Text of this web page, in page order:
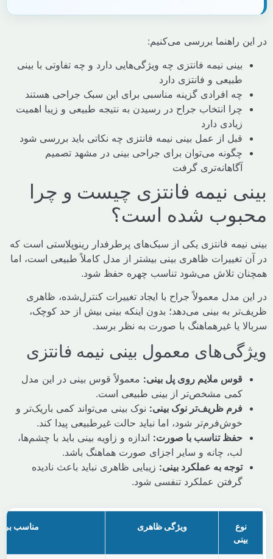
راهنما بررسی می‌کنیم:
بینی نیمه فانتزی چه ویژگی‌هایی دارد و چه تفاوتی با بینی
طبیعی و فانتزی دارد
چه افرادی گزینه مناسبی برای این سبک جراحی هستند
چرا انتخاب جراح در رسیدن به نتیجه طبیعی و زیبا اهمیت
زیادی دارد
قبل از عمل بینی نیمه فانتزی چه نکاتی باید بررسی شود
چگونه می‌توان برای جراحی بینی در مشهد تصمیم
آگاهانه‌تری گرفت
نیمه فانتزی چیست و چرا
شده است؟
فانتزی یکی از سبک‌های پرطرفدار رینوپلاستی است که
تغییرات ظاهری بینی بیشتر از مدل کاملاً طبیعی است، اما
تلاش می‌شود تناسب چهره حفظ شود.
مدل معمولاً جراح با ایجاد تغییرات کنترل‌شده، ظاهری
به بینی می‌دهد؛ بدون اینکه بینی بیش از حد کوچک،
یا غیرهماهنگ با صورت به نظر برسد.
معمول بینی نیمه فانتزی
قوس ملایم روی پل بینی:معمولاً قوس بینی در این مدل
کمی مشخص‌تر از بینی طبیعی است.
فرم ظریف‌تر نوک بینی:نوک بینی می‌تواند کمی باریک‌تر و
خوش‌فرم‌تر شود، اما نباید حالت غیرطبیعی پیدا کند.
حفظ تناسب با صورت:اندازه و زاویه بینی باید با چشم‌ها،
لب، چانه و سایر اجزای صورت هماهنگ باشد.
توجه به عملکرد بینی: زیبایی ظاهری نباید باعث نادیده
گرفتن عملکرد تنفسی شود.
ویژگی ظاهری مناسب برای